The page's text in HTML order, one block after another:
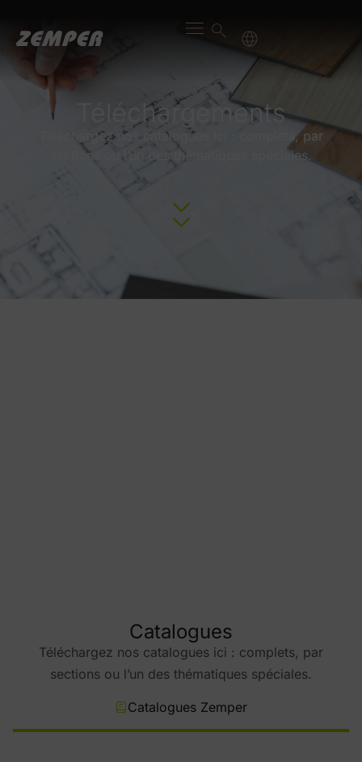
Téléchargements
Téléchargez nos catalogues ici : complets, par
sections ou l’un des thématiques spéciales.
Catalogues
Téléchargez nos catalogues ici : complets, par
sections ou l’un des thématiques spéciales.
Catalogues Zemper